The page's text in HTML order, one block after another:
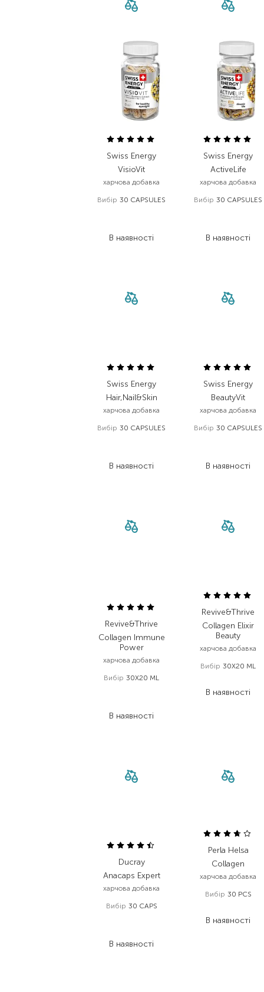
Swiss Energy
VisioVit
харчова добавка
Вибір 30 CAPSULES
В наявності
Swiss Energy
ActiveLife
харчова добавка
Вибір 30 CAPSULES
В наявності
Swiss Energy
Hair,Nail&Skin
харчова добавка
Вибір 30 CAPSULES
В наявності
Swiss Energy
BeautyVit
харчова добавка
Вибір 30 CAPSULES
В наявності
Revive&Thrive
Collagen Immune
Power
харчова добавка
Вибір 30X20 ML
В наявності
Revive&Thrive
Collagen Elixir
Beauty
харчова добавка
Вибір 30X20 ML
В наявності
Ducray
Anacaps Expert
харчова добавка
Вибір 30 CAPS
В наявності
Perla Helsa
Collagen
харчова добавка
Вибір 30 PCS
В наявності